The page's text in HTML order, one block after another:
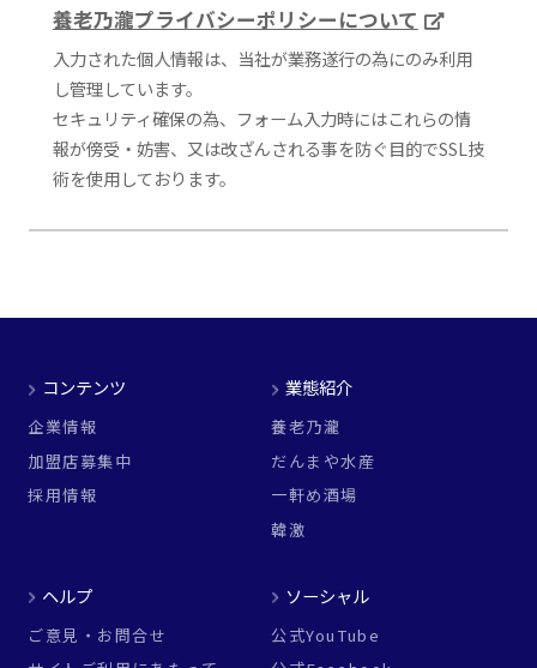
養老乃瀧プライバシーポリシーについて
入力された個人情報は、当社が業務遂行の為にのみ利用
し管理しています。
セキュリティ確保の為、フォーム入力時にはこれらの情
報が傍受・妨害、又は改ざんされる事を防ぐ目的でSSL技
術を使用しております。
コンテンツ
企業情報
加盟店募集中
採用情報
業態紹介
養老乃瀧
だんまや水産
一軒め酒場
韓激
ヘルプ
ご意見・お問合せ
ソーシャル
公式YouTube